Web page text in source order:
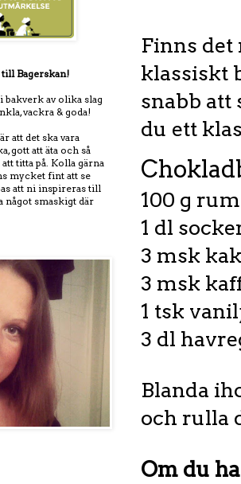
Finns det
klassiskt
snabb att
du ett
100 g
1 dl
3 msk
3 msk
1 tsk
3 dl
Blanda
och rulla
Om du
Bagerskan!
av olika slag
vackra & goda!
att det ska vara
gott att äta och så
titta på. Kolla gärna
mycket fint att se
att ni inspireras till
något smaskigt där